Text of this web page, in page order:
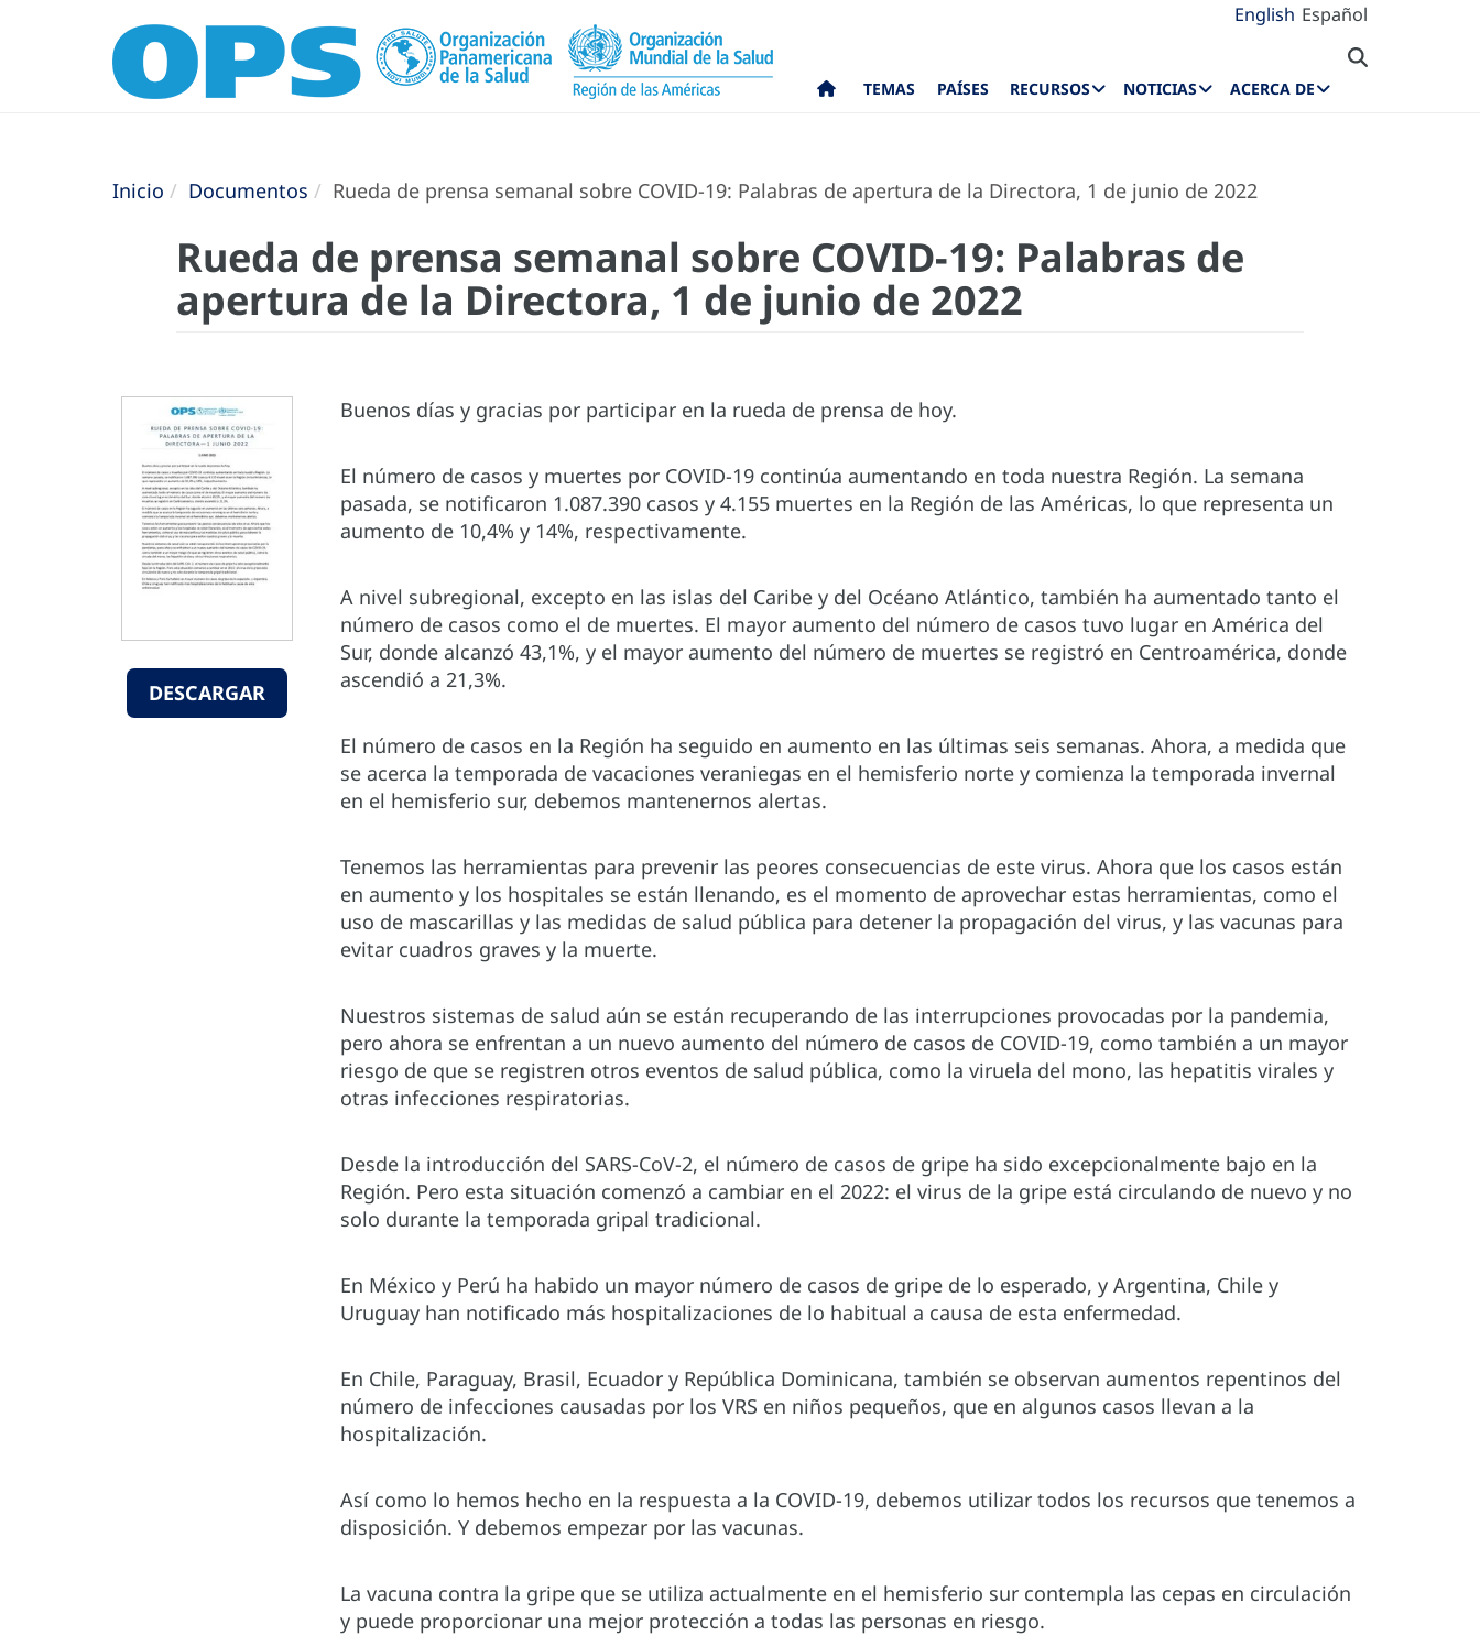
English Español
TEMAS PAÍSES RECURSOS NOTICIAS ACERCA DE
Inicio Documentos Rueda de prensa semanal sobre COVID-19: Palabras de apertura de la Directora, 1 de junio de 2022
Rueda de prensa semanal sobre COVID-19: Palabras de
apertura de la Directora, 1 de junio de 2022
DESCARGAR
Buenos días y gracias por participar en la rueda de prensa de hoy.
El número de casos y muertes por COVID-19 continúa aumentando en toda nuestra Región. La semana
pasada, se notificaron 1.087.390 casos y 4.155 muertes en la Región de las Américas, lo que representa un
aumento de 10,4% y 14%, respectivamente.
A nivel subregional, excepto en las islas del Caribe y del Océano Atlántico, también ha aumentado tanto el
número de casos como el de muertes. El mayor aumento del número de casos tuvo lugar en América del
Sur, donde alcanzó 43,1%, y el mayor aumento del número de muertes se registró en Centroamérica, donde
ascendió a 21,3%.
El número de casos en la Región ha seguido en aumento en las últimas seis semanas. Ahora, a medida que
se acerca la temporada de vacaciones veraniegas en el hemisferio norte y comienza la temporada invernal
en el hemisferio sur, debemos mantenernos alertas.
Tenemos las herramientas para prevenir las peores consecuencias de este virus. Ahora que los casos están
en aumento y los hospitales se están llenando, es el momento de aprovechar estas herramientas, como el
uso de mascarillas y las medidas de salud pública para detener la propagación del virus, y las vacunas para
evitar cuadros graves y la muerte.
Nuestros sistemas de salud aún se están recuperando de las interrupciones provocadas por la pandemia,
pero ahora se enfrentan a un nuevo aumento del número de casos de COVID-19, como también a un mayor
riesgo de que se registren otros eventos de salud pública, como la viruela del mono, las hepatitis virales y
otras infecciones respiratorias.
Desde la introducción del SARS-CoV-2, el número de casos de gripe ha sido excepcionalmente bajo en la
Región. Pero esta situación comenzó a cambiar en el 2022: el virus de la gripe está circulando de nuevo y no
solo durante la temporada gripal tradicional.
En México y Perú ha habido un mayor número de casos de gripe de lo esperado, y Argentina, Chile y
Uruguay han notificado más hospitalizaciones de lo habitual a causa de esta enfermedad.
En Chile, Paraguay, Brasil, Ecuador y República Dominicana, también se observan aumentos repentinos del
número de infecciones causadas por los VRS en niños pequeños, que en algunos casos llevan a la
hospitalización.
Así como lo hemos hecho en la respuesta a la COVID-19, debemos utilizar todos los recursos que tenemos a
disposición. Y debemos empezar por las vacunas.
La vacuna contra la gripe que se utiliza actualmente en el hemisferio sur contempla las cepas en circulación
y puede proporcionar una mejor protección a todas las personas en riesgo.